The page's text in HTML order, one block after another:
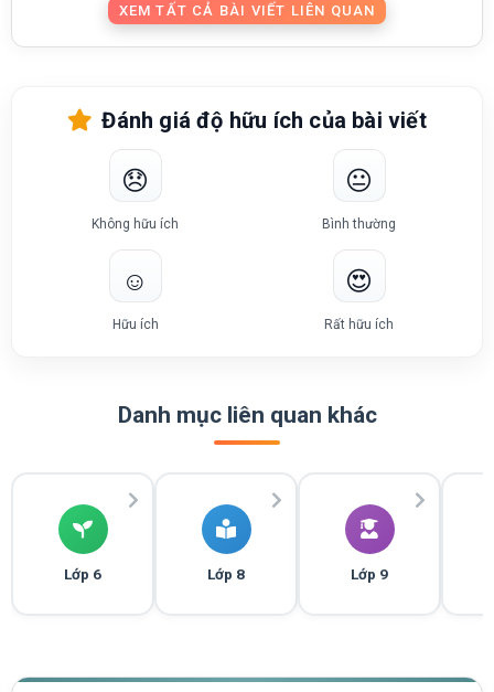
XEM TẤT CẢ BÀI VIẾT LIÊN QUAN
Đánh giá độ hữu ích của bài viết
😞
Không hữu ích
😐
Bình thường
☺️
Hữu ích
😍
Rất hữu ích
Danh mục liên quan khác
Lớp 6 Lớp 8 Lớp 9